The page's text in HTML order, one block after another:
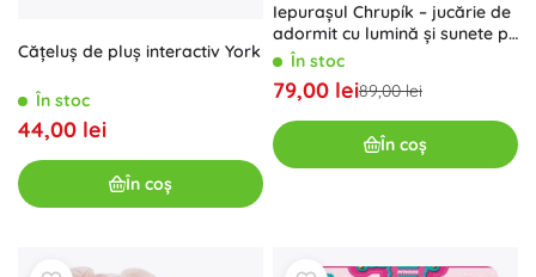
Cățeluș de pluş interactiv York
În stoc
44,00 lei
În coș
Iepurașul Chrupík – jucărie de
adormit cu lumină și sunete pe
baterii pentru copii 6m+
În stoc
79,00 lei89,00 lei
În coș